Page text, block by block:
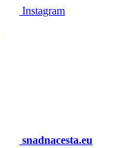
Instagram
snadnacesta.eu